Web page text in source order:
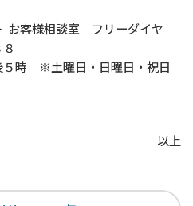
お客様相談室 フリーダイヤ
５時 ※土曜日・日曜日・祝日
以上